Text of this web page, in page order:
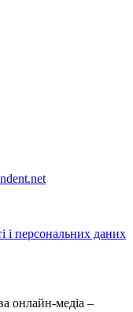
і персональних даних
онлайн-медіа –